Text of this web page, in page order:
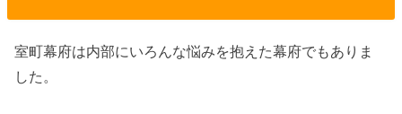
室町幕府は内部にいろんな悩みを抱えた幕府でもありま
した。